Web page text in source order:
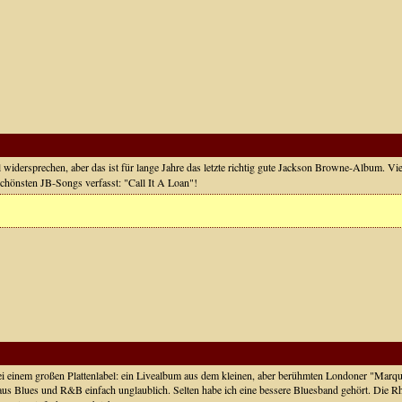
aber das ist für lange Jahre das letzte richtig gute Jackson Browne-Album.
JB-Songs verfasst: "Call It A Loan"!
großen Plattenlabel: ein Livealbum aus dem kleinen, aber berühmten Londoner
Blues und R&B einfach unglaublich. Selten habe ich eine bessere Bluesband gehört. Die